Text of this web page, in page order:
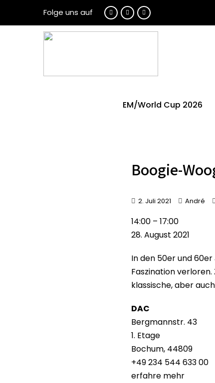
Folge uns auf
EM/World Cup 2026
Boogie-
2. Juli 2021 André
Boogie-
Woogie
14:00 – 17:00
28. August 2021
In den 50er und
Faszination verloren.
klassische, aber
DAC
Bergmannstr. 43
1. Etage
Bochum, 44809
+49 234 544 633 00
erfahre mehr